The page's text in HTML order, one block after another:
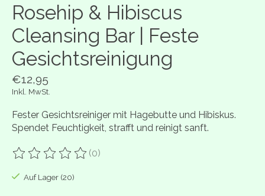
Rosehip & Hibiscus
Cleansing Bar | Feste
Gesichtsreinigung
€12,95
Inkl. MwSt.
Fester Gesichtsreiniger mit Hagebutte und Hibiskus.
Spendet Feuchtigkeit, strafft und reinigt sanft.
Die Bewertung dieses Produkts ist
(0)
Auf Lager (20)